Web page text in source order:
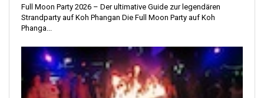
Full Moon Party 2026 – Der ultimative Guide zur legendären
Strandparty auf Koh Phangan Die Full Moon Party auf Koh
Phanga...